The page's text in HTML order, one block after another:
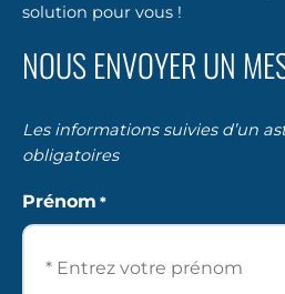
solution pour vous !
NOUS ENVOYER UN
Les informations suivies d’un
obligatoires
Prénom *